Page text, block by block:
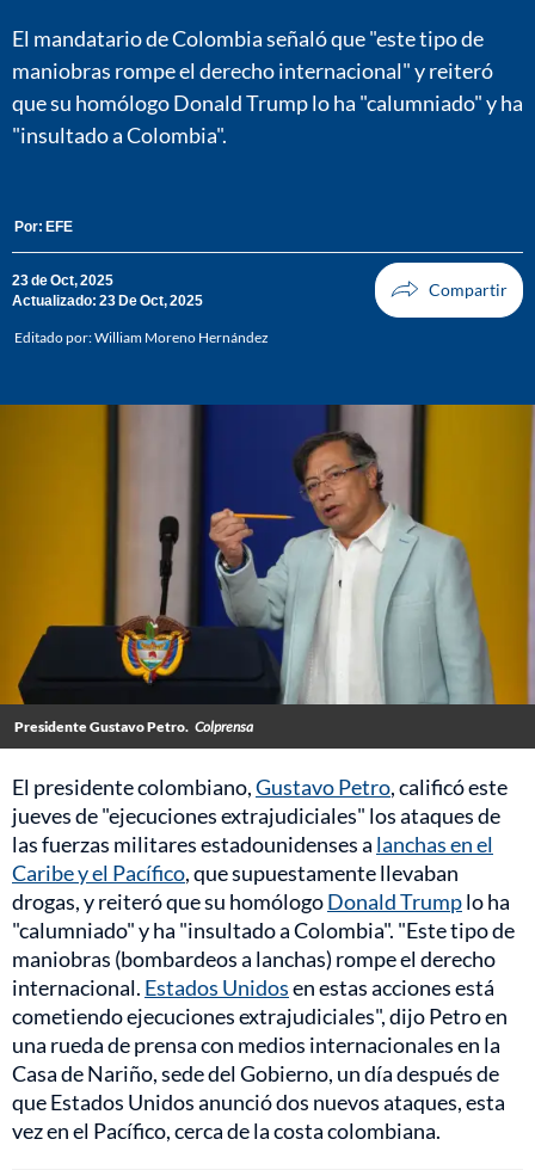
El mandatario de Colombia señaló que "este tipo de
maniobras rompe el derecho internacional" y reiteró
que su homólogo Donald Trump lo ha "calumniado" y ha
"insultado a Colombia".
Por: EFE
23 de Oct, 2025
Actualizado: 23 De Oct, 2025
Editado por:William Moreno Hernández
Presidente Gustavo Petro. Colprensa
El presidente colombiano,Gustavo Petro, calificó este
jueves de "ejecuciones extrajudiciales" los ataques de
las fuerzas militares estadounidenses a lanchas en el
Caribe y el Pacífico, que supuestamente llevaban
drogas, y reiteró que su homólogoDonald Trumplo ha
"calumniado" y ha "insultado a Colombia". "Este tipo de
maniobras (bombardeos a lanchas) rompe el derecho
internacional. Estados Unidosen estas acciones está
cometiendo ejecuciones extrajudiciales", dijo Petro en
una rueda de prensa con medios internacionales en la
Casa de Nariño, sede del Gobierno, un día después de
que Estados Unidos anunció dos nuevos ataques, esta
vez en el Pacífico, cerca de la costa colombiana.